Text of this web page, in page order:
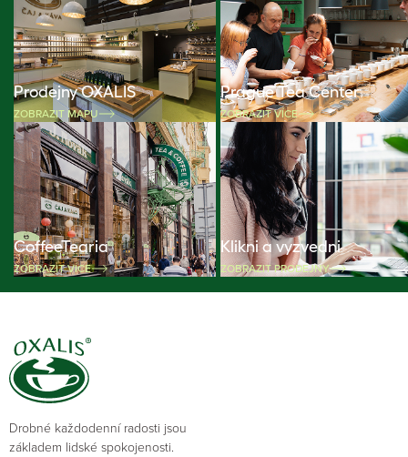
Prodejny OXALIS
ZOBRAZIT MAPU
Prague Tea Center
ZOBRAZIT VÍCE
CoffeeTearia
ZOBRAZIT VÍCE
Klikni a vyzvedni
ZOBRAZIT PRODEJNY
Drobné každodenní radosti jsou
základem lidské spokojenosti.